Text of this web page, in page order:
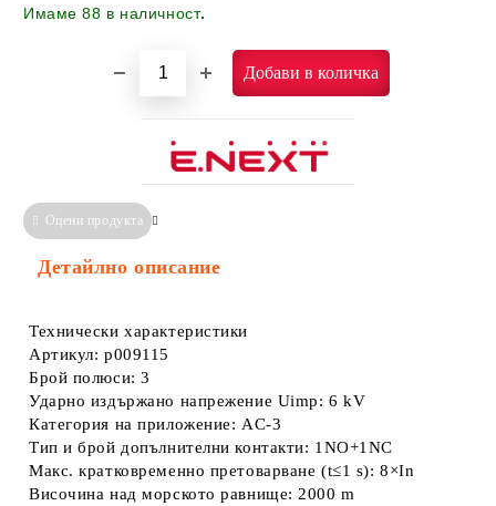
Имаме88 в наличност.
Оцени продукта
Детайлно описание
Технически характеристики
Артикул: p009115
Брой полюси: 3
Ударно издържано напрежение Uimp: 6 kV
Категория на приложение: AC-3
Тип и брой допълнителни контакти: 1NO+1NC
Макс. кратковременно претоварване (t≤1 s): 8×In
Височина над морското равнище: 2000 m